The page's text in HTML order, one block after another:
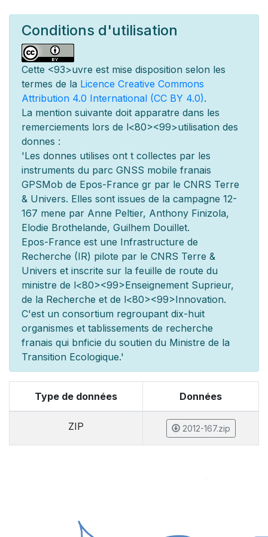
Conditions d'utilisation
Cette <93>uvre est mise disposition selon les
termes de la Licence Creative Commons
Attribution 4.0 International (CC BY 4.0).
La mention suivante doit apparatre dans les
remerciements lors de l<80><99>utilisation des
donnes :
'Les donnes utilises ont t collectes par les
instruments du parc GNSS mobile franais
GPSMob de Epos-France gr par le CNRS Terre
& Univers. Elles sont issues de la campagne 12-
167 mene par Anne Peltier, Anthony Finizola,
Elodie Brothelande, Guilhem Douillet.
Epos-France est une Infrastructure de
Recherche (IR) pilote par le CNRS Terre &
Univers et inscrite sur la feuille de route du
ministre de l<80><99>Enseignement Suprieur,
de la Recherche et de l<80><99>Innovation.
C'est un consortium regroupant dix-huit
organismes et tablissements de recherche
franais qui bnficie du soutien du Ministre de la
Transition Ecologique.'
Type de données Données
ZIP 2012-167.zip